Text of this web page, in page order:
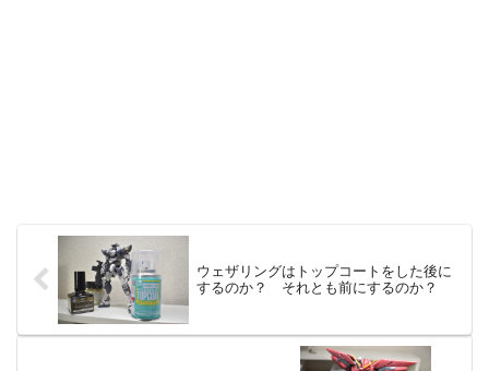
ウェザリングはトップコートをした後に
するのか？ それとも前にするのか？